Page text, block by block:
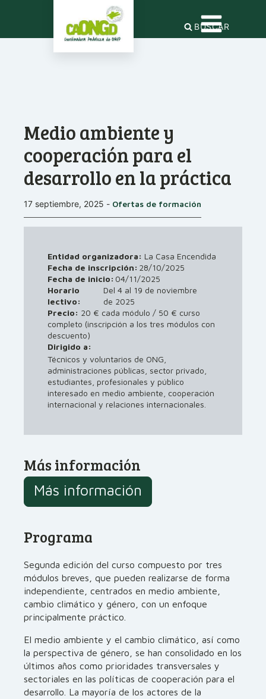
BUSCAR
Medio ambiente y
cooperación para el
desarrollo en la práctica
17 septiembre, 2025 - Ofertas de formación
Entidad organizadora: La Casa Encendida
Fecha de inscripción: 28/10/2025
Fecha de inicio: 04/11/2025
Horario
lectivo:
Del 4 al 19 de noviembre
de 2025
Precio: 20 € cada módulo / 50 € curso
completo (inscripción a los tres módulos con
descuento)
Dirigido a:
Técnicos y voluntarios de ONG,
administraciones públicas, sector privado,
estudiantes, profesionales y público
interesado en medio ambiente, cooperación
internacional y relaciones internacionales.
Más información
Más información
Programa
Segunda edición del curso compuesto por tres
módulos breves, que pueden realizarse de forma
independiente, centrados en medio ambiente,
cambio climático y género, con un enfoque
principalmente práctico.
El medio ambiente y el cambio climático, así como
la perspectiva de género, se han consolidado en los
últimos años como prioridades transversales y
sectoriales en las políticas de cooperación para el
desarrollo. La mayoría de los actores de la